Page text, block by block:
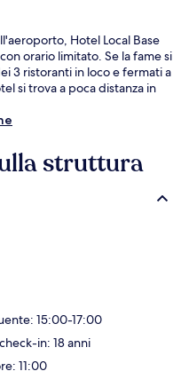
Hotel Local Base
orario limitato. Se la fame si
3 ristoranti in loco e fermati a
si trova a poca distanza in
struttura
15:00-17:00
in: 18 anni
11:00